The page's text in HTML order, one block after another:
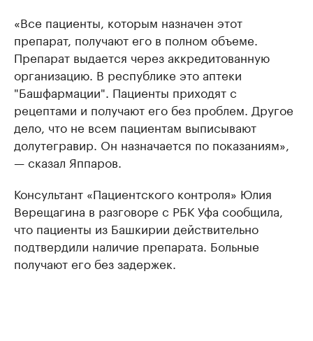
«Все пациенты, которым назначен этот
препарат, получают его в полном объеме.
Препарат выдается через аккредитованную
организацию. В республике это аптеки
"Башфармации". Пациенты приходят с
рецептами и получают его без проблем. Другое
дело, что не всем пациентам выписывают
долутегравир. Он назначается по показаниям»,
— сказал Яппаров.
Консультант «Пациентского контроля» Юлия
Верещагина в разговоре с РБК Уфа сообщила,
что пациенты из Башкирии действительно
подтвердили наличие препарата. Больные
получают его без задержек.